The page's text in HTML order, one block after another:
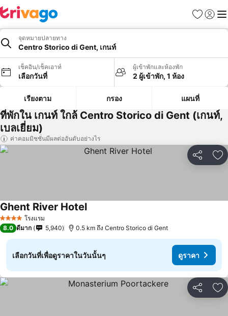
รายการโป
เข้าสู่ร
เมนู
จุดหมายปลายทาง
Centro Storico di Gent, เกนท์
เช็คอิน/เช็คเอาท์
เลือกวันที่
ผู้เข้าพักและห้องพัก
2 ผู้เข้าพัก, 1 ห้อง
เรียงตาม กรอง แผนที่
ที่พักใน เกนท์ ใกล้ Centro Storico di Gent (เกนท์,
เบลเยี่ยม)
ค่าคอมมิชชั่นมีผลต่ออันดับอย่างไร
แชร์ เ
4 ดาว โรงแรม
Ghent River Hotel
8.0 ดีมาก 5,940 0.5 km ถึง Centro Storico di Gent
เลือกวันที่เพื่อดูราคาในวันนั้นๆ ดูราคา
แชร์ เ